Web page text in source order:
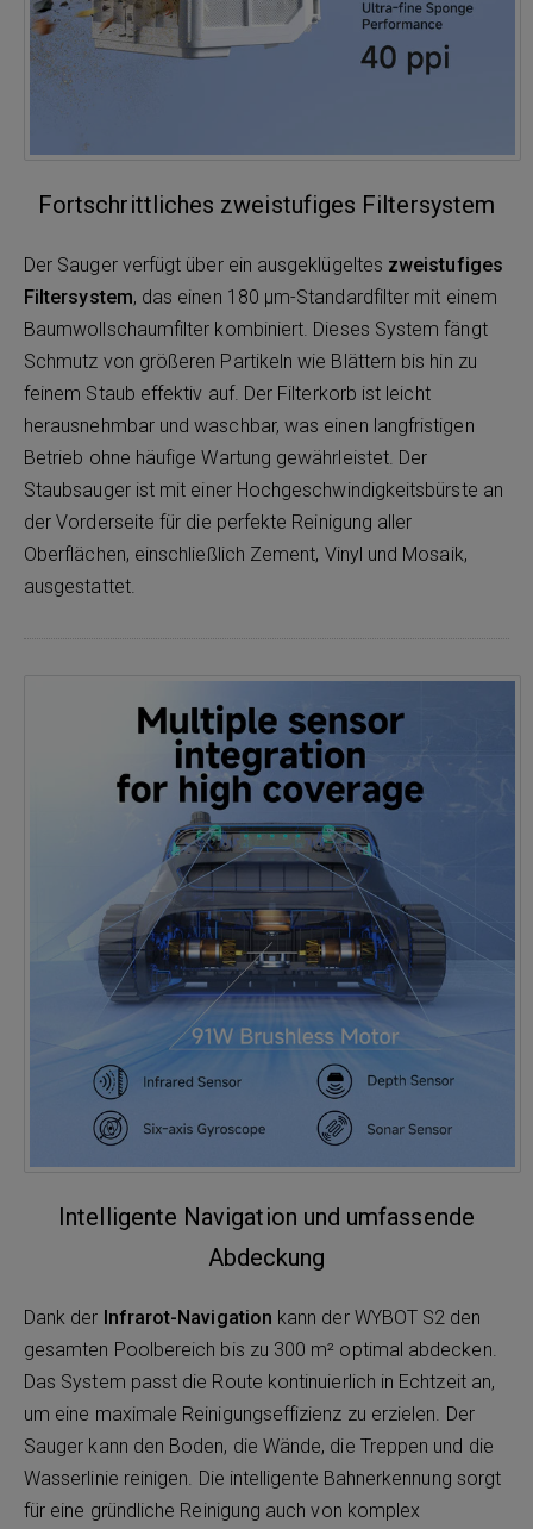
Fortschrittliches zweistufiges Filtersystem
Der Sauger verfügt über ein ausgeklügeltes zweistufiges
Filtersystem, das einen 180 μm-Standardfilter mit einem
Baumwollschaumfilter kombiniert. Dieses System fängt
Schmutz von größeren Partikeln wie Blättern bis hin zu
feinem Staub effektiv auf. Der Filterkorb ist leicht
herausnehmbar und waschbar, was einen langfristigen
Betrieb ohne häufige Wartung gewährleistet. Der
Staubsauger ist mit einer Hochgeschwindigkeitsbürste an
der Vorderseite für die perfekte Reinigung aller
Oberflächen, einschließlich Zement, Vinyl und Mosaik,
ausgestattet.
Intelligente Navigation und umfassende
Abdeckung
Dank der Infrarot-Navigation kann der WYBOT S2 den
gesamten Poolbereich bis zu 300 m² optimal abdecken.
Das System passt die Route kontinuierlich in Echtzeit an,
um eine maximale Reinigungseffizienz zu erzielen. Der
Sauger kann den Boden, die Wände, die Treppen und die
Wasserlinie reinigen. Die intelligente Bahnerkennung sorgt
für eine gründliche Reinigung auch von komplex